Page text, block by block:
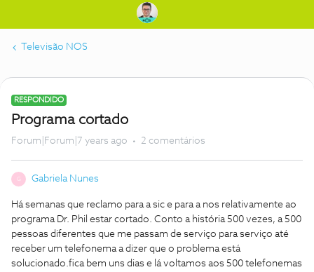
Televisão NOS
RESPONDIDO
Programa cortado
Forum|Forum|7 years ago 2 comentários
G Gabriela Nunes
Há semanas que reclamo para a sic e para a nos relativamente ao
programa Dr. Phil estar cortado. Conto a história 500 vezes, a 500
pessoas diferentes que me passam de serviço para serviço até
receber um telefonema a dizer que o problema está
solucionado.fica bem uns dias e lá voltamos aos 500 telefonemas